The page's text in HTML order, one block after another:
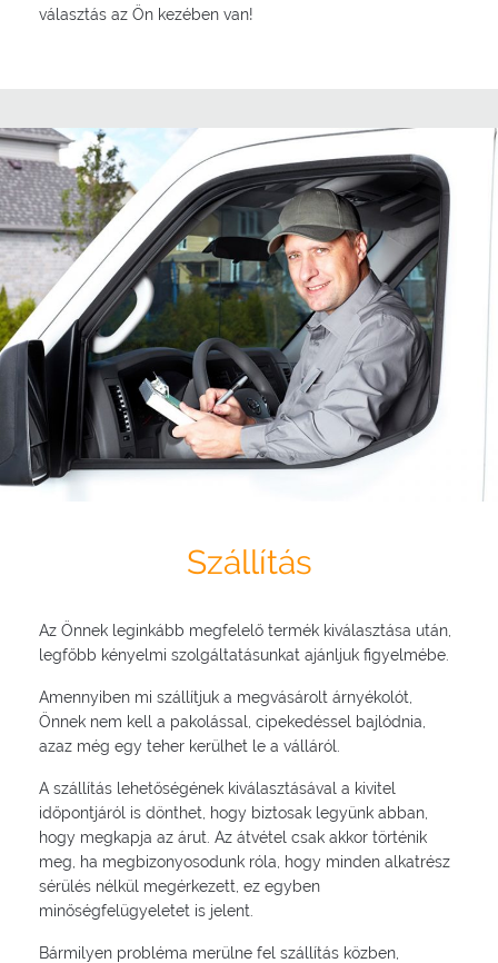
választás az Ön kezében van!
Szállítás
Az Önnek leginkább megfelelő termék kiválasztása után,
legfőbb kényelmi szolgáltatásunkat ajánljuk figyelmébe.
Amennyiben mi szállítjuk a megvásárolt árnyékolót,
Önnek nem kell a pakolással, cipekedéssel bajlódnia,
azaz még egy teher kerülhet le a válláról.
A szállítás lehetőségének kiválasztásával a kivitel
időpontjáról is dönthet, hogy biztosak legyünk abban,
hogy megkapja az árut. Az átvétel csak akkor történik
meg, ha megbizonyosodunk róla, hogy minden alkatrész
sérülés nélkül megérkezett, ez egyben
minőségfelügyeletet is jelent.
Bármilyen probléma merülne fel szállítás közben,